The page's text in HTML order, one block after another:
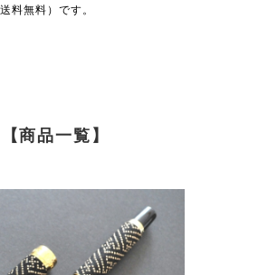
料無料）です。
【商品一覧】